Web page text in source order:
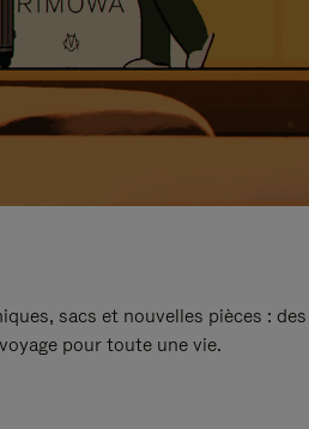
sacs et nouvelles pièces : des
pour toute une vie.